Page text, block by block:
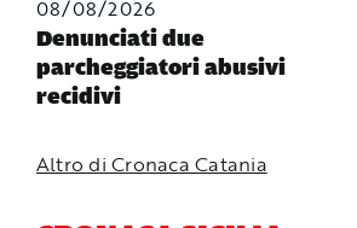
08/08/2026
Denunciati due
parcheggiatori abusivi
recidivi
Altro di Cronaca Catania